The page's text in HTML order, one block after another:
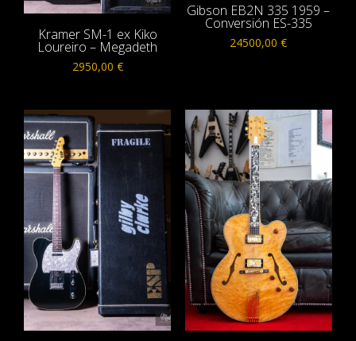
Kramer SM-1 ex Kiko
Loureiro – Megadeth
2950,00 €
Gibson EB2N 335 1959 –
Conversión ES-335
24500,00€